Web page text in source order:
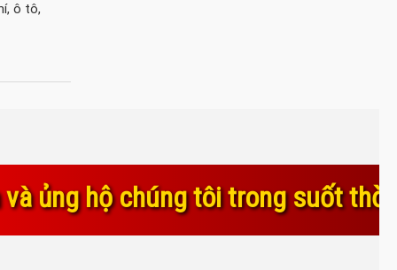
ô tô,
thời gian qua. Sự tin yêu